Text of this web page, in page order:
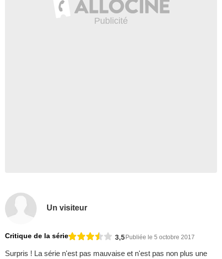
Un visiteur
Critique de la série 3,5Publiée le 5 octobre 2017
Surpris ! La série n'est pas mauvaise et n'est pas non plus une